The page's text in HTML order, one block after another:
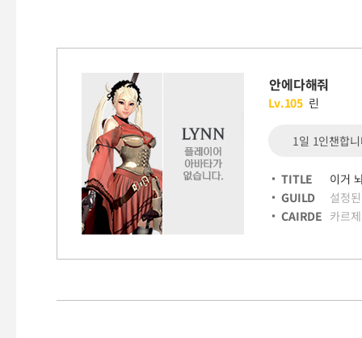
안에다해줘
Lv.105 린
1일 1인챈합
TITLE
이거
GUILD
설정
CAIRDE 카르